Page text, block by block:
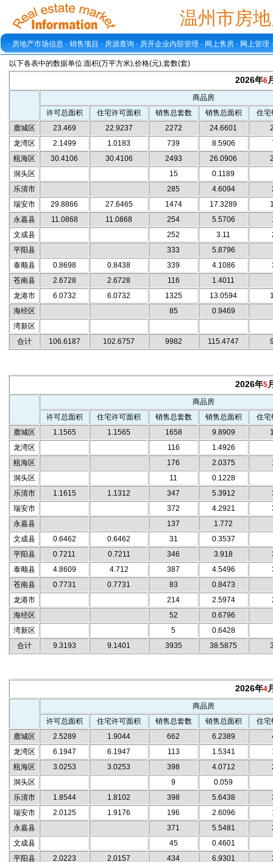
温州市房
· 房地产市场信息 · 销售项目 · 房源查询 · 房开企业内部管理 · 网上售房 · 网上管理
以下各表中的数据单位:面积(万平方米),价格(元),套数(套)
2026年6
商品房
许可总面积
住宅许可面积 销售总套数 销售总面积
住宅
鹿城区
23.469 22.9237 2272 24.6601
龙湾区
2.1499 1.0183 739 8.5906
瓯海区
30.4106 30.4106 2493 26.0906
洞头区
15
0.1189
乐清市
285 4.6094
瑞安市
29.8866 27.6465 1474 17.3289
永嘉县
11.0868 11.0868 254 5.5706
文成县
252 3.11
平阳县
333 5.8796
泰顺县
0.8698 0.8438 339 4.1086
苍南县
2.6728 2.6728 116
1.4011
龙港市
6.0732 6.0732 1325 13.0594
海经区
85
0.9469
湾新区
合计
106.6187 102.6757 9982 115.4747
2026年5
商品房
许可总面积
住宅许可面积 销售总套数 销售总面积
住宅
鹿城区
1.1565 1.1565 1658 9.8909
龙湾区
116 1.4926
瓯海区
176 2.0375
洞头区
11
0.1228
乐清市
1.1615 1.1312 347 5.3912
瑞安市
372 4.2921
永嘉县
137 1.772
文成县
0.6462 0.6462 31
0.3537
平阳县
0.7211 0.7211 346 3.918
泰顺县
4.8609 4.712 387 4.5496
苍南县
0.7731 0.7731 83
0.8473
龙港市
214 2.5974
海经区
52
0.6796
湾新区
5
0.6428
合计
9.3193 9.1401 3935 38.5875
2026年4
商品房
许可总面积
住宅许可面积 销售总套数 销售总面积
住宅
鹿城区
2.5289 1.9044 662 6.2389
龙湾区
6.1947 6.1947 113 1.5341
瓯海区
3.0253 3.0253 398 4.0712
洞头区
9
0.059
乐清市
1.8544 1.8102 398 5.6438
瑞安市
2.0125 1.9176 196 2.6096
永嘉县
371 5.5481
文成县
45
0.4601
平阳县
2.0223 2.0157 434 6.9301